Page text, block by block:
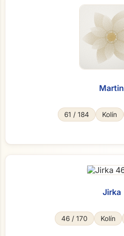
Martin
61 / 184 Kolín
Jirka
46 / 170 Kolín